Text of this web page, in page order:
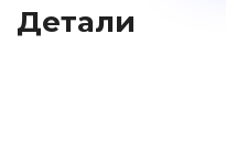
Детали